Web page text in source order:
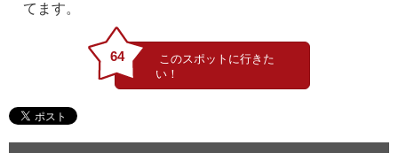
てます。
64